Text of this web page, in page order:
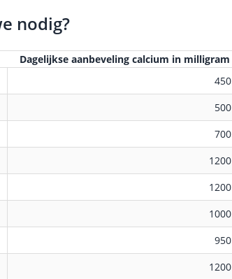
nodig?
Dagelijkse aanbeveling calcium in milligram
450
500
700
1200
1200
1000
950
1200